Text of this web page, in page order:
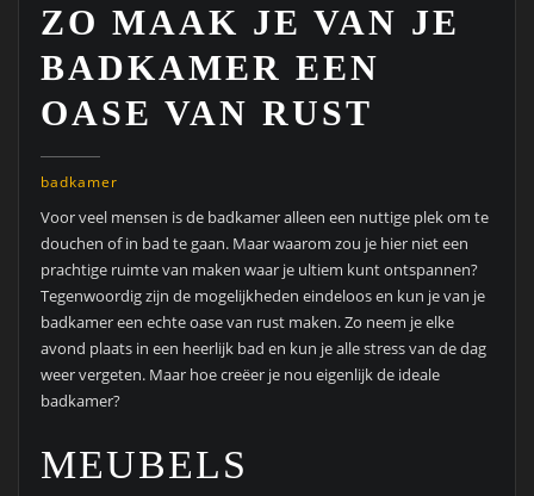
ZO MAAK JE VAN JE
BADKAMER EEN
OASE VAN RUST
badkamer
Voor veel mensen is de badkamer alleen een nuttige plek om te
douchen of in bad te gaan. Maar waarom zou je hier niet een
prachtige ruimte van maken waar je ultiem kunt ontspannen?
Tegenwoordig zijn de mogelijkheden eindeloos en kun je van je
badkamer een echte oase van rust maken. Zo neem je elke
avond plaats in een heerlijk bad en kun je alle stress van de dag
weer vergeten. Maar hoe creëer je nou eigenlijk de ideale
badkamer?
MEUBELS